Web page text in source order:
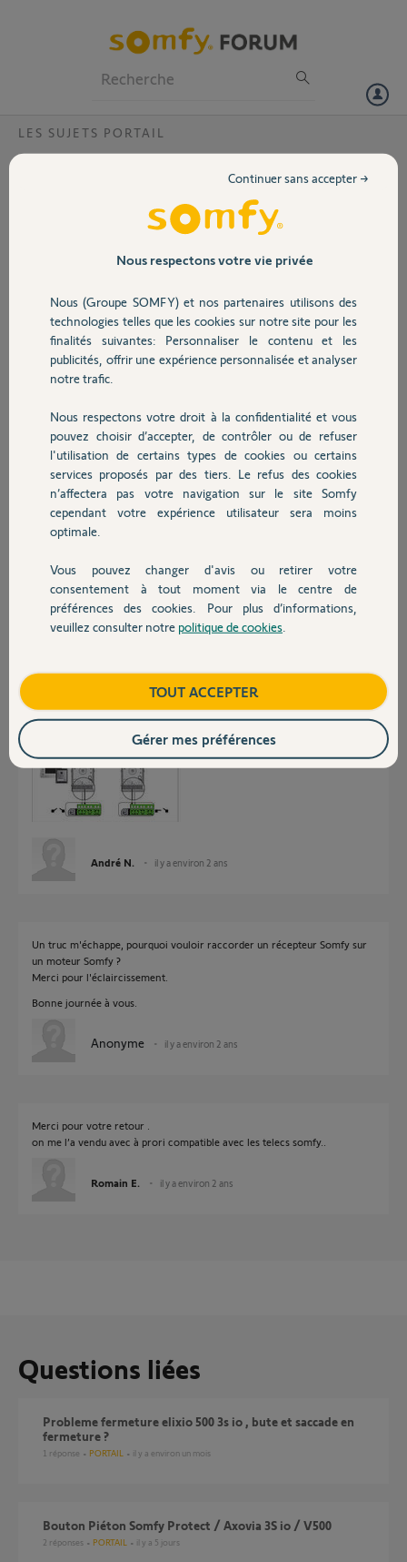
Volet
Sécurité
Domotique
Chauffage
Autres produits
Devis avec un pro
Contact
LES SUJETS PORTAIL
Branchement accessoires moteur elixio 500
j'ai 2 questions pour finir l'installation de mon portail,
j'ai un visiophone aiphone a connecter(sur le bornier du moteur) j'ai
12-13 ou 13-14, a confirmer
et j'ai un boitier somfy (acces receiver) pour utilisé les
télécommandes horman
ou j'ai l'alim (ok)
R1 3-4
R2 5-6
savoir ou brancher r1r2 sur le bornier du moteur
Merci de votre retour
Romain
Romain E.
il y a environ 2 ans
Réponses
10 et 11 pour ouverture total,
André N. il y a environ 2 ans
Un truc m'échappe, pourquoi vouloir raccorder un récepteur Somfy sur
un moteur Somfy ?
Merci pour l'éclaircissement.
Bonne journée à vous.
Anonyme il y a environ 2 ans
Merci pour votre retour .
on me l’a vendu avec à prori compatible avec les telecs somfy..
Romain E. il y a environ 2 ans
Questions liées
Probleme fermeture elixio 500 3s io , bute et saccade en
fermeture ?
1 réponse PORTAIL il y a environ un mois
Bouton Piéton Somfy Protect / Axovia 3S io / V500
2 réponses PORTAIL il y a 5 jours
Nous respectons votre vie privée
Nous (Groupe SOMFY) et nos partenaires utilisons des
technologies telles que les cookies sur notre site pour les
finalités suivantes: Personnaliser le contenu et les
publicités, offrir une expérience personnalisée et analyser
notre trafic.
Nous respectons votre droit à la confidentialité et vous
pouvez choisir d’accepter, de contrôler ou de refuser
l'utilisation de certains types de cookies ou certains
services proposés par des tiers. Le refus des cookies
n’affectera pas votre navigation sur le site Somfy
cependant votre expérience utilisateur sera moins
optimale.
Vous pouvez changer d'avis ou retirer votre
consentement à tout moment via le centre de
préférences des cookies. Pour plus d’informations,
veuillez consulter notre politique de cookies
Continuer sans accepter →
TOUT ACCEPTER
Gérer mes préférences